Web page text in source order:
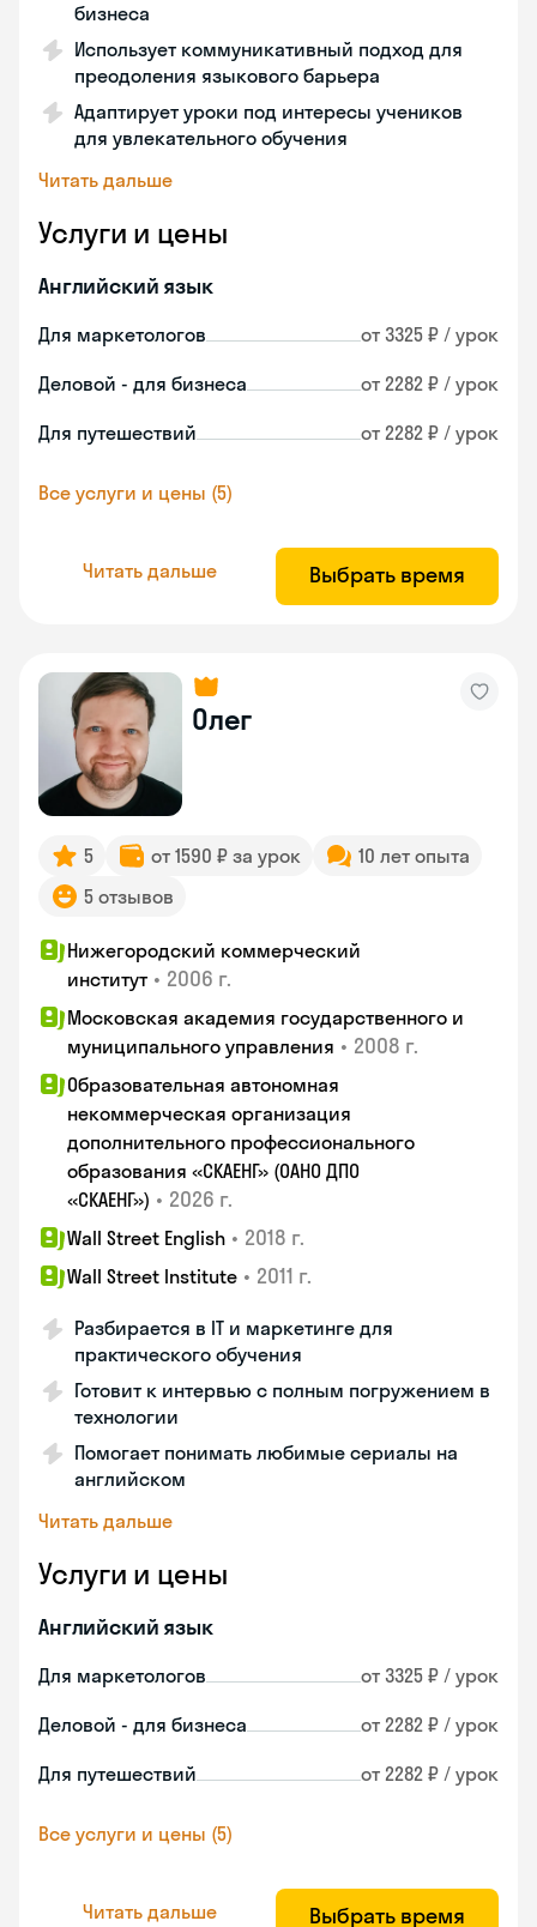
бизнеса
Использует коммуникативный подход для
преодоления языкового барьера
Адаптирует уроки под интересы учеников
для увлекательного обучения
Читать дальше
Услуги и цены
Английский язык
Для маркетологов от 3325 ₽ / урок
Деловой - для бизнеса от 2282 ₽ / урок
Для путешествий от 2282 ₽ / урок
Все услуги и цены (5)
Читать дальше Выбрать время
Олег
5 от 1590 ₽ за урок
10 лет опыта
5 отзывов
Нижегородский коммерческий
институт • 2006 г.
Московская академия государственного и
муниципального управления • 2008 г.
Образовательная автономная
некоммерческая организация
дополнительного профессионального
образования «СКАЕНГ» (ОАНО ДПО
«СКАЕНГ») • 2026 г.
Wall Street English • 2018 г.
Wall Street Institute • 2011 г.
Разбирается в IT и маркетинге для
практического обучения
Готовит к интервью с полным погружением в
технологии
Помогает понимать любимые сериалы на
английском
Читать дальше
Услуги и цены
Английский язык
Для маркетологов от 3325 ₽ / урок
Деловой - для бизнеса от 2282 ₽ / урок
Для путешествий от 2282 ₽ / урок
Все услуги и цены (5)
Читать дальше Выбрать время